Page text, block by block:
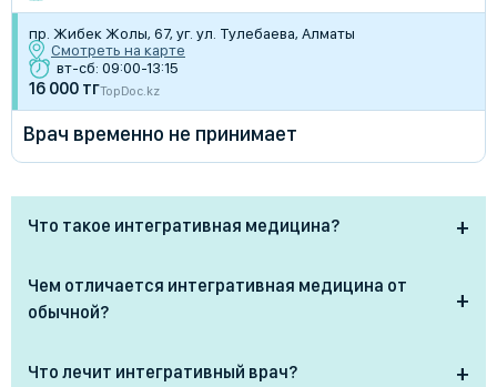
пр. Жибек Жолы, 67, уг. ул. Тулебаева, Алматы
Смотреть на карте
вт-сб: 09:00-13:15
16 000 тгTopDoc.kz
Врач временно не принимает
Что такое интегративная медицина?
сочетающий доказательные методы
традиционной медицины
баланса в организме. Она учитывает не только
Чем отличается интегративная медицина от
обычной?
конкретного заболевания с использованием
Что лечит интегративный врач?